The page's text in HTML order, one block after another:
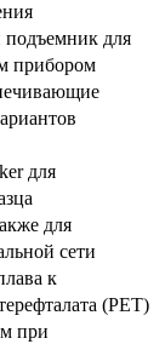
подъемник для
прибором
для
для
сети
к
(PET)
при